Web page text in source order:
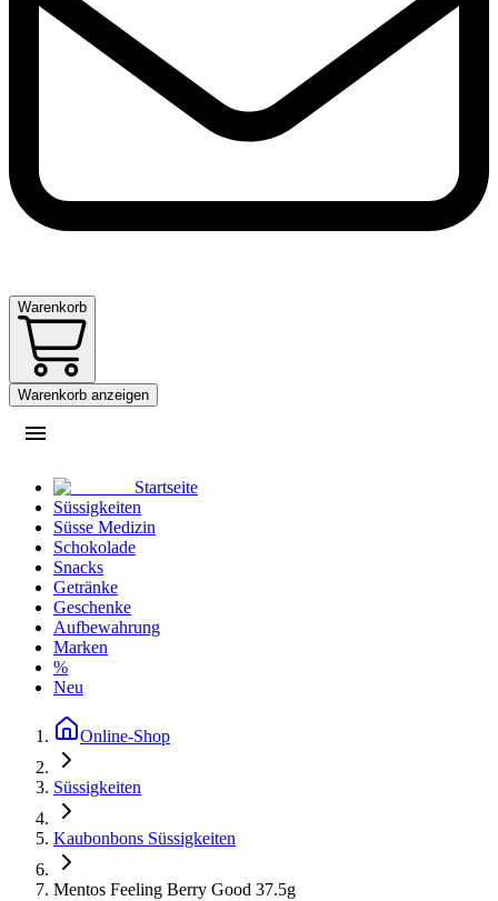
Warenkorb
Warenkorb anzeigen
Startseite
Süssigkeiten
Süsse Medizin
Schokolade
Snacks
Getränke
Geschenke
Aufbewahrung
Marken
%
Neu
Online-Shop
Süssigkeiten
Kaubonbons Süssigkeiten
Mentos Feeling Berry Good 37.5g